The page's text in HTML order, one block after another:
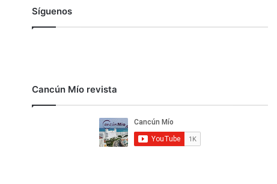
Síguenos
Cancún Mío revista